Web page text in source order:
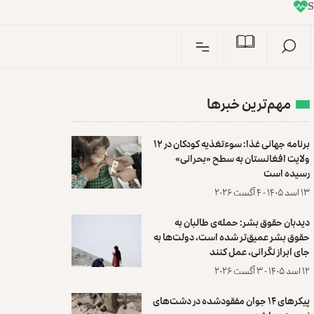
n
I
مهم‌ترین خبرها
برنامه جهانی غذا: سوءتغذیه کودکان در ۱۲
ولایت افغانستان به سطح «بحرانی»
رسیده است
۱۳ اسد ۱۴۰۵ - ۴ آگست ۲۰۲۶
دیدبان حقوق بشر: حمله‌ی طالبان به
حقوق بشر عمیق‌تر شده است، دولت‌ها به
جای ابراز نگرانی، عمل کنند
۱۲ اسد ۱۴۰۵ - ۳ آگست ۲۰۲۶
پیکرهای ۱۴ جوان مفقودشده در دشت‌های